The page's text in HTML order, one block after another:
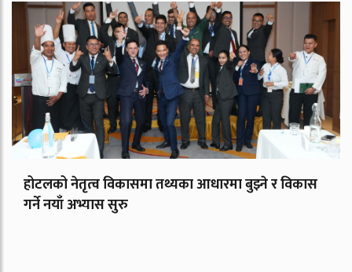
होटलको नेतृत्व विकासमा तथ्यका आधारमा बुझ्ने र विकास
गर्ने नयाँ अभ्यास सुरु